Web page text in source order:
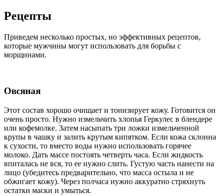
Рецепты
Приведем несколько простых, но эффективных рецептов,
которые мужчины могут использовать для борьбы с
морщинами.
Овсяная
Этот состав хорошо очищает и тонизирует кожу. Готовится он
очень просто. Нужно измельчить хлопья Геркулес в блендере
или кофемолке. Затем насыпать три ложки измельченной
крупы в чашку и залить крутым кипятком. Если кожа склонна
к сухости, то вместо воды нужно использовать горячее
молоко. Дать массе постоять четверть часа. Если жидкость
впиталась не вся, то ее нужно слить. Густую часть нанести на
лицо (убедитесь предварительно, что масса остыла и не
обжигает кожу). Через полчаса нужно аккуратно стряхнуть
остатки маски и умыться.